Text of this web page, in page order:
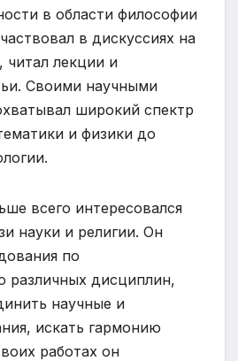
в области философии
в дискуссиях на
читал лекции и
Своими научными
широкий спектр
и физики до
всего интересовался
науки и религии. Он
по
различных дисциплин,
научные и
искать гармонию
работах он